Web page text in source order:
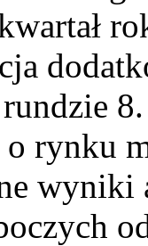
rundzie
rynku